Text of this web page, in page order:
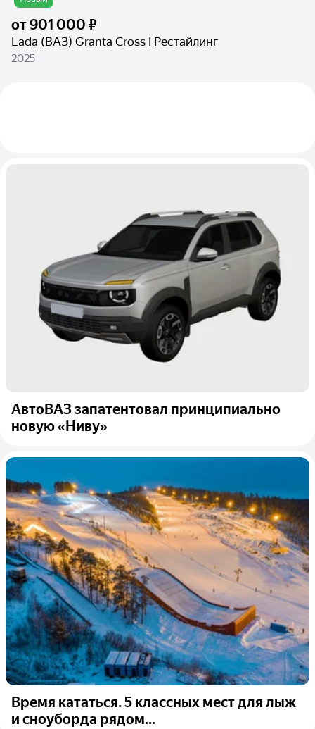
от901 000 ₽
Lada (ВАЗ) Granta Cross I Рестайлинг
2025
АвтоВАЗ запатентовал принципиально
новую «Ниву»
Время кататься. 5 классных мест для лыж
и сноуборда рядом...